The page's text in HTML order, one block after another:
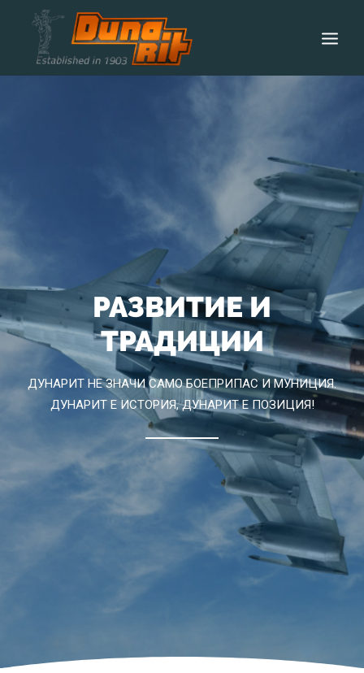
РАЗВИТИЕ И
ТРАДИЦИИ
ДУНАРИТ НЕ ЗНАЧИ САМО БОЕПРИПАС И МУНИЦИЯ.
ДУНАРИТ Е ИСТОРИЯ, ДУНАРИТ Е ПОЗИЦИЯ!